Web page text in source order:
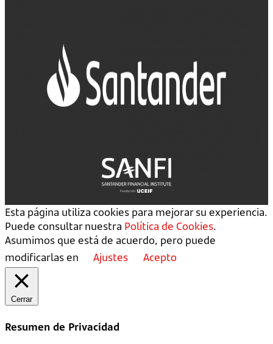
Esta página utiliza cookies para mejorar su experiencia.
Puede consultar nuestra Política de Cookies.
Asumimos que está de acuerdo, pero puede
modificarlas en
Ajustes Acepto
Cerrar
Resumen de Privacidad